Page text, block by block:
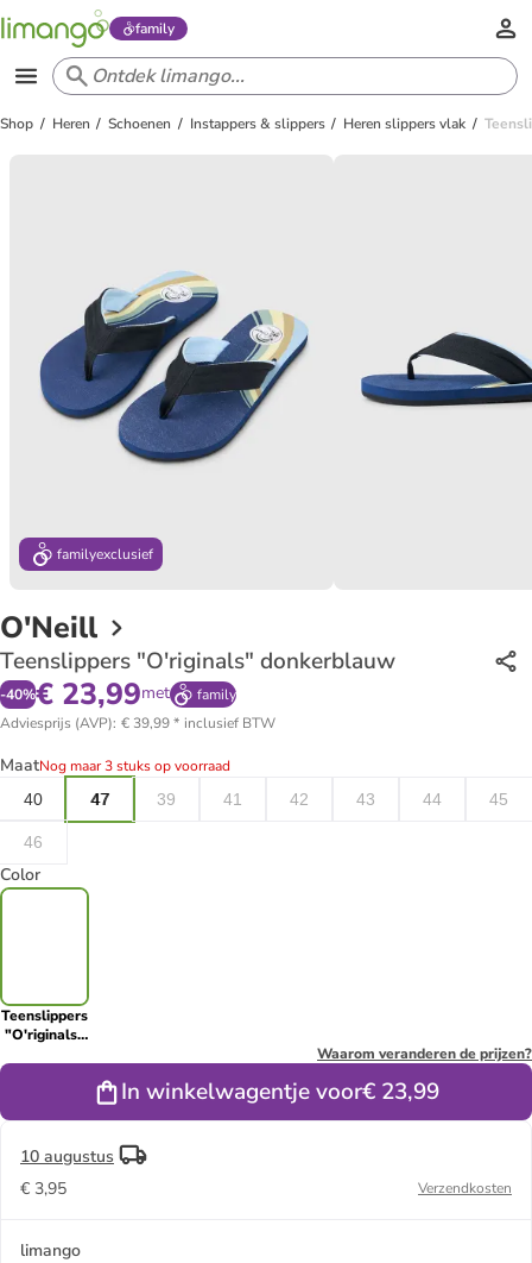
family
Shop Heren Schoenen Instappers & slippers Heren slippers vlak
familyexclusief
O'Neill
Teenslippers "O'riginals" donkerblauw
-40%€ 23,99met
family
Adviesprijs (AVP): € 39,99* inclusief BTW
MaatNog maar 3 stuks op voorraad
40
47 39 41 42 43 44 45
46
Color
Teenslippers
"O'riginals"
Waarom veranderen de prijzen?
In winkelwagentje voor€ 23,99
10 augustus
€ 3,95
Verzendkosten
limango